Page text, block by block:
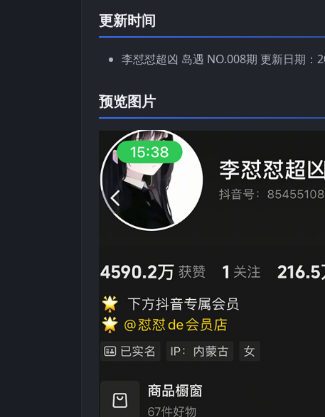
更新时间
李怼怼超凶 岛遇 NO.008期 更新日期：
预览图片